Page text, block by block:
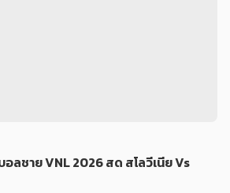
ลชาย VNL 2026 สด สโลวีเนีย Vs